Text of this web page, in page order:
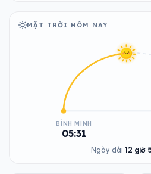
MẶT TRỜI HÔM NAY
BÌNH MINH
05:31
Ngày dài 12 giờ